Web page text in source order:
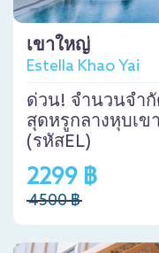
เขาใหญ่
Estella Khao Yai
ด่วน! จำนวนจำ
สุดหรูกลางหุบเข
(รหัสEL)
2299 ฿
4500 ฿